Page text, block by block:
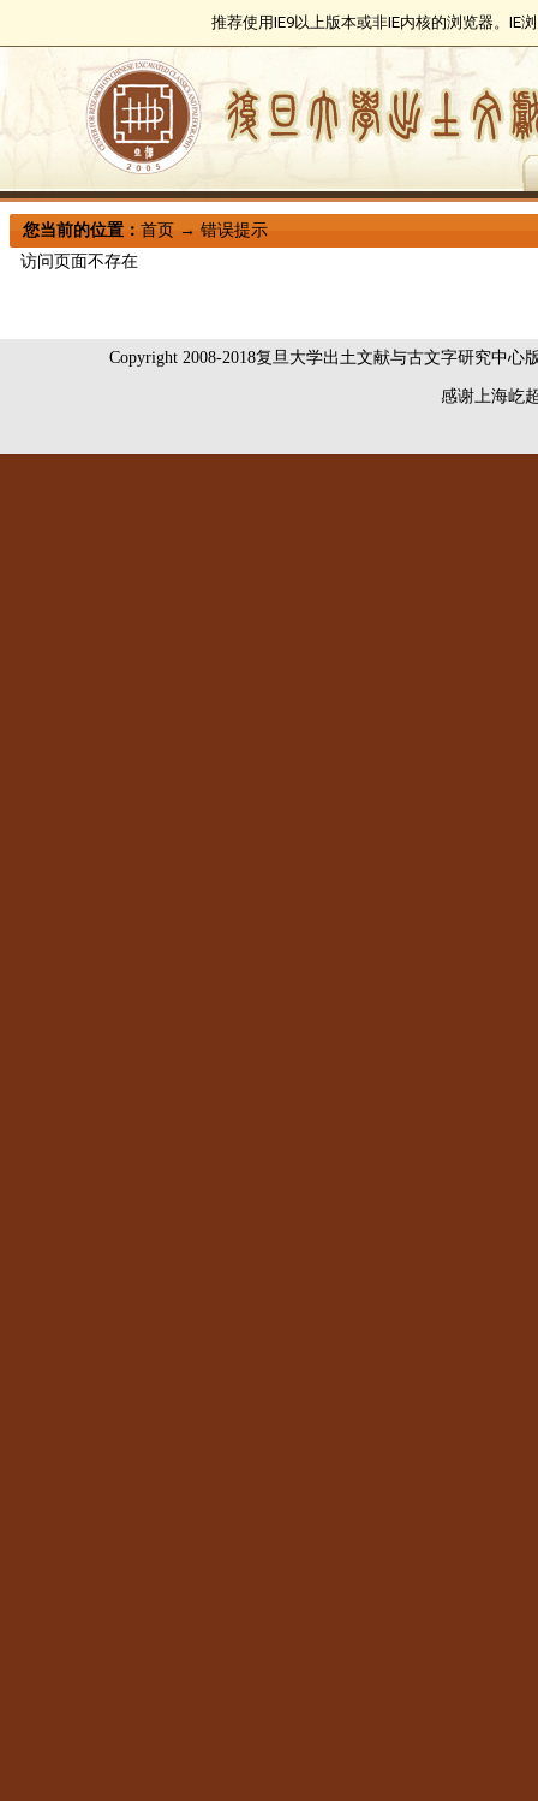
推荐使用IE9以上版本或非IE内核的浏览器。IE
您当前的位置：首页 →错误提示
访问页面不存在
Copyright 2008-2018复旦大学出土文献与古文字研究中
感谢上海屹